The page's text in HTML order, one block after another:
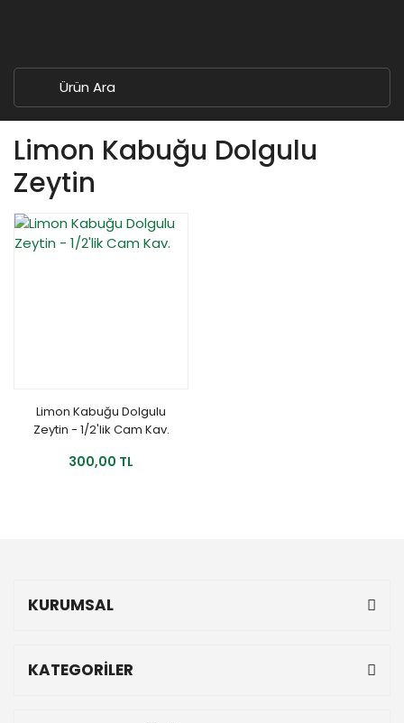
Limon Kabuğu Dolgulu
Zeytin
Limon Kabuğu Dolgulu
Zeytin - 1/2'lik Cam Kav.
300,00 TL
KURUMSAL
KATEGORİLER